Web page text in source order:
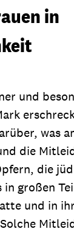
in
und
was
die
die
in großen
und in